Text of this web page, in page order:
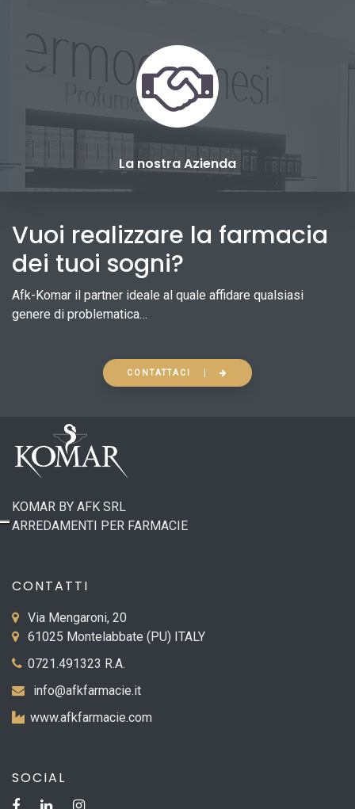
La nostra Azienda
Vuoi realizzare la farmacia
dei tuoi sogni?
Afk-Komar il partner ideale al quale affidare qualsiasi
genere di problematica…
CONTATTACI
KOMAR BY AFK SRL
ARREDAMENTI PER FARMACIE
CONTATTI
Via Mengaroni, 20
61025 Montelabbate (PU) ITALY
0721.491323 R.A.
info@afkfarmacie.it
www.afkfarmacie.com
SOCIAL